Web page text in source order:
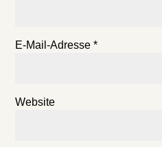
E-Mail-Adresse*
Website